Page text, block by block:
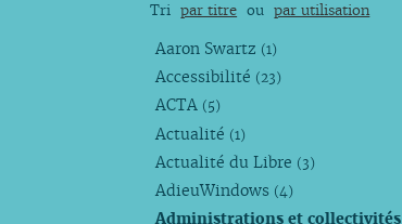
Tri par titre ou par utilisation
Aaron Swartz (1)
Accessibilité (23)
ACTA (5)
Actualité (1)
Actualité du Libre (3)
AdieuWindows (4)
Administrations et collectivités